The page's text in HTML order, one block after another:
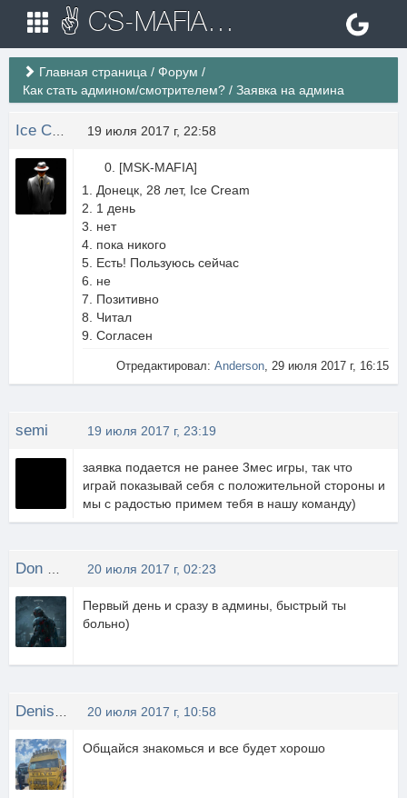
✌ CS-MAFIA.RU ✌ Игровые сервера Counter Strike 1.6
Главная страница / Форум /
Как стать админом/смотрителем? / Заявка на админа
19 июля 2017 г, 22:58
0. [MSK-MAFIA]
Донецк, 28 лет, Ice Cream
1 день
нет
пока никого
Есть! Пользуюсь сейчас
не
Позитивно
Читал
Согласен
Отредактировал: Anderson, 29 июля 2017 г, 16:15
semi 19 июля 2017 г, 23:19
заявка подается не ранее 3мес игры, так что
играй показывай себя с положительной стороны и
мы с радостью примем тебя в нашу команду)
20 июля 2017 г, 02:23
Первый день и сразу в админы, быстрый ты
больно)
20 июля 2017 г, 10:58
Общайся знакомься и все будет хорошо